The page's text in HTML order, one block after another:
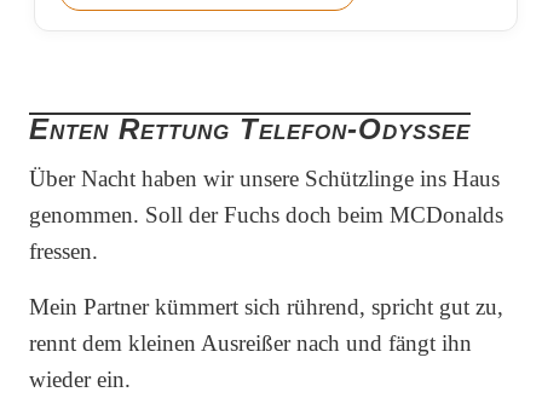
Enten Rettung Telefon-Odyssee
Über Nacht haben wir unsere Schützlinge ins Haus
genommen. Soll der Fuchs doch beim MCDonalds
fressen.
Mein Partner kümmert sich rührend, spricht gut zu,
rennt dem kleinen Ausreißer nach und fängt ihn
wieder ein.